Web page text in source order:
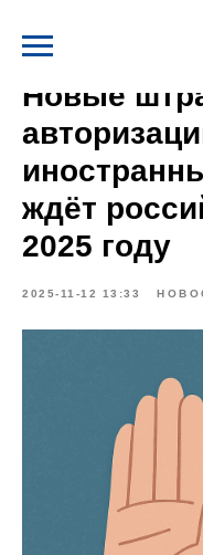
Новые
ждёт
2025 году
2025-11-12 13:33